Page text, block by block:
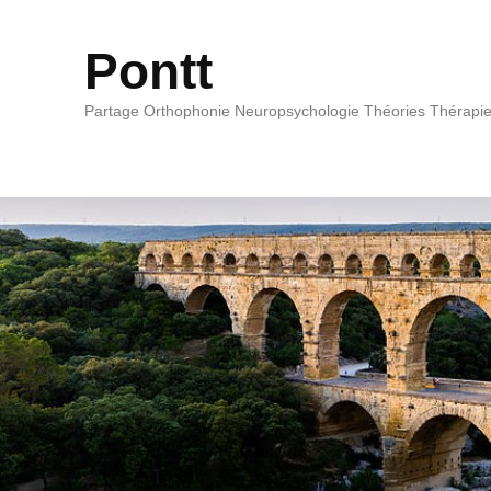
Pontt
Partage Orthophonie Neuropsychologie Théories